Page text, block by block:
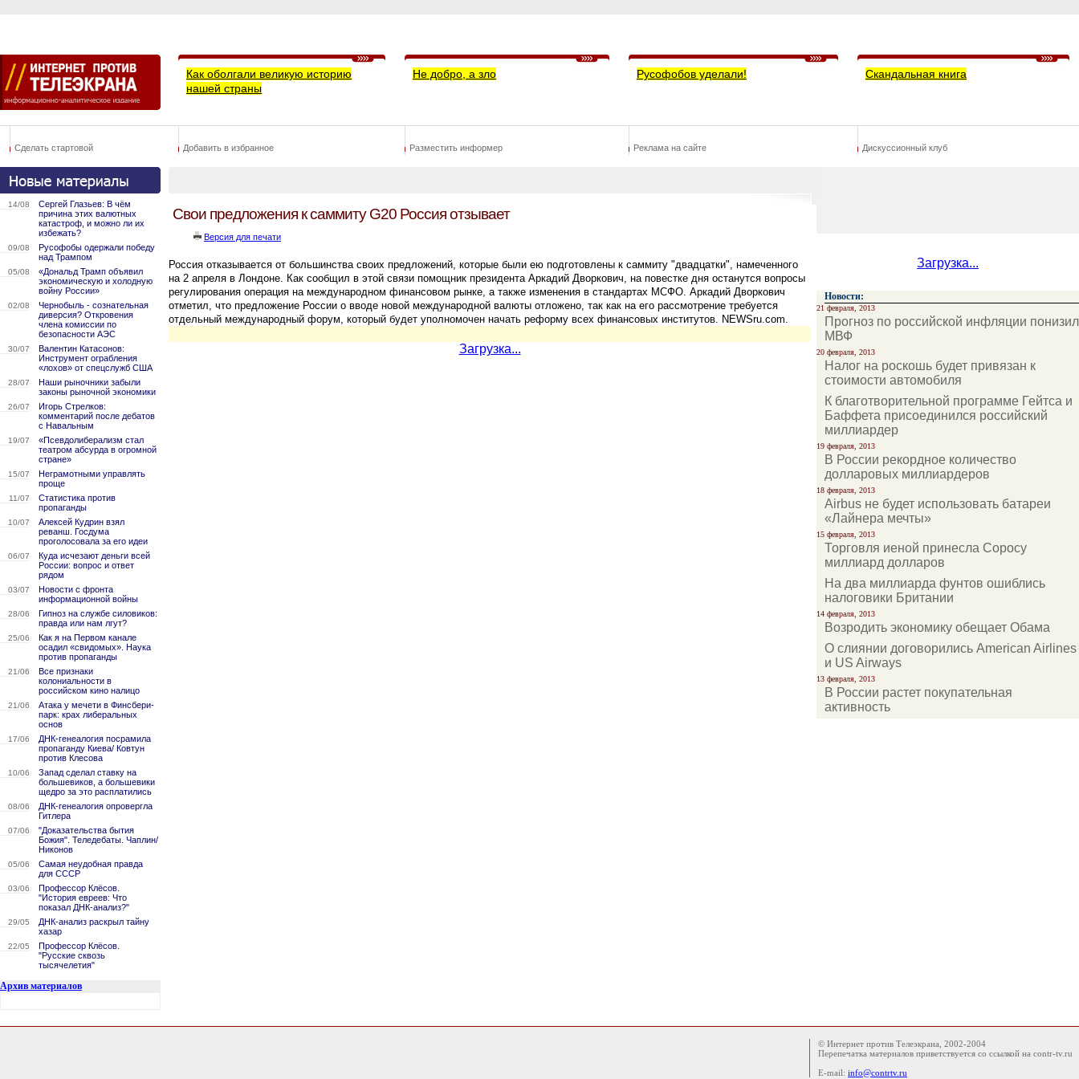
Как оболгали великую историю
нашей страны
Не добро, а зло Русофобов уделали! Скандальная книга
Сделать стартовой Добавить в избранное Разместить информер Реклама на сайте Дискуссионный клуб
14/08
Сергей Глазьев: В чём
причина этих валютных
катастроф, и можно ли их
избежать?
09/08
Русофобы одержали победу
над Трампом
05/08
«Дональд Трамп объявил
экономическую и холодную
войну России»
02/08
Чернобыль - сознательная
диверсия? Откровения
члена комиссии по
безопасности АЭС
30/07
Валентин Катасонов:
Инструмент ограбления
«лохов» от спецслужб США
28/07
Наши рыночники забыли
законы рыночной экономики
26/07
Игорь Стрелков:
комментарий после дебатов
с Навальным
19/07
«Псевдолиберализм стал
театром абсурда в огромной
стране»
15/07
Неграмотными управлять
проще
11/07
Статистика против
пропаганды
10/07
Алексей Кудрин взял
реванш. Госдума
проголосовала за его идеи
06/07
Куда исчезают деньги всей
России: вопрос и ответ
рядом
03/07
Новости с фронта
информационной войны
28/06
Гипноз на службе силовиков:
правда или нам лгут?
25/06
Как я на Первом канале
осадил «свидомых». Наука
против пропаганды
21/06
Все признаки
колониальности в
российском кино налицо
21/06
Атака у мечети в Финсбери-
парк: крах либеральных
основ
17/06
ДНК-генеалогия посрамила
пропаганду Киева/ Ковтун
против Клесова
10/06
Запад сделал ставку на
большевиков, а большевики
щедро за это расплатились
08/06
ДНК-генеалогия опровергла
Гитлера
07/06
"Доказательства бытия
Божия". Теледебаты. Чаплин/
Никонов
05/06
Самая неудобная правда
для СССР
03/06
Профессор Клёсов.
"История евреев: Что
показал ДНК-анализ?"
29/05
ДНК-анализ раскрыл тайну
хазар
22/05
Профессор Клёсов.
"Русские сквозь
тысячелетия"
Архив материалов
Свои предложения к саммиту G20 Россия отзывает
Версия для печати
Россия отказывается от большинства своих предложений, которые были ею подготовлены к саммиту "двадцатки", намеченного
на 2 апреля в Лондоне. Как сообщил в этой связи помощник президента Аркадий Дворкович, на повестке дня останутся вопросы
регулирования операция на международном финансовом рынке, а также изменения в стандартах МСФО. Аркадий Дворкович
отметил, что предложение России о вводе новой международной валюты отложено, так как на его рассмотрение требуется
отдельный международный форум, который будет уполномочен начать реформу всех финансовых институтов. NEWSru.com.
Загрузка...
Загрузка...
Новости:
21 февраля, 2013
Прогноз по российской инфляции понизил
МВФ
20 февраля, 2013
Налог на роскошь будет привязан к
стоимости автомобиля
К благотворительной программе Гейтса и
Баффета присоединился российский
миллиардер
19 февраля, 2013
В России рекордное количество
долларовых миллиардеров
18 февраля, 2013
Airbus не будет использовать батареи
«Лайнера мечты»
15 февраля, 2013
Торговля иеной принесла Соросу
миллиард долларов
На два миллиарда фунтов ошиблись
налоговики Британии
14 февраля, 2013
Возродить экономику обещает Обама
О слиянии договорились American Airlines
и US Airways
13 февраля, 2013
В России растет покупательная
активность
© Интернет против Телеэкрана, 2002-2004
Перепечатка материалов приветствуется со ссылкой на contr-tv.ru
E-mail: info@contrtv.ru